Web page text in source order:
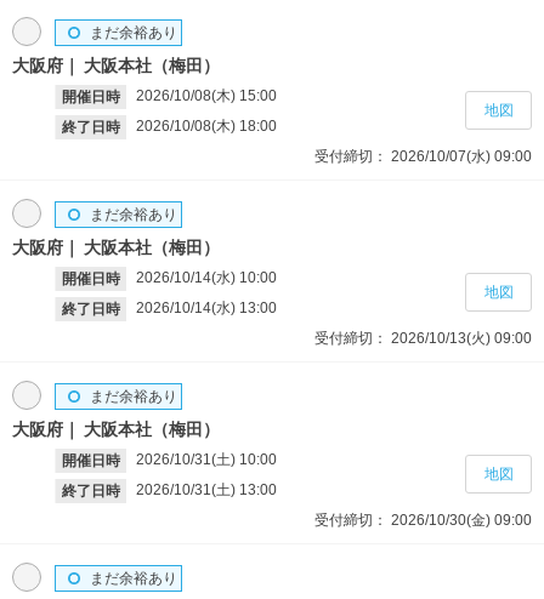
大阪府 大阪本社（梅田）
開催日時 2026/10/08(木) 15:00
終了日時
2026/10/08(木) 18:00
まだ余裕あり
受付締切： 2026/10/07(水) 09:00
地図
大阪府 大阪本社（梅田）
開催日時 2026/10/14(水) 10:00
終了日時
2026/10/14(水) 13:00
まだ余裕あり
受付締切： 2026/10/13(火) 09:00
地図
大阪府 大阪本社（梅田）
開催日時 2026/10/31(土) 10:00
終了日時
2026/10/31(土) 13:00
まだ余裕あり
受付締切： 2026/10/30(金) 09:00
地図
まだ余裕あり